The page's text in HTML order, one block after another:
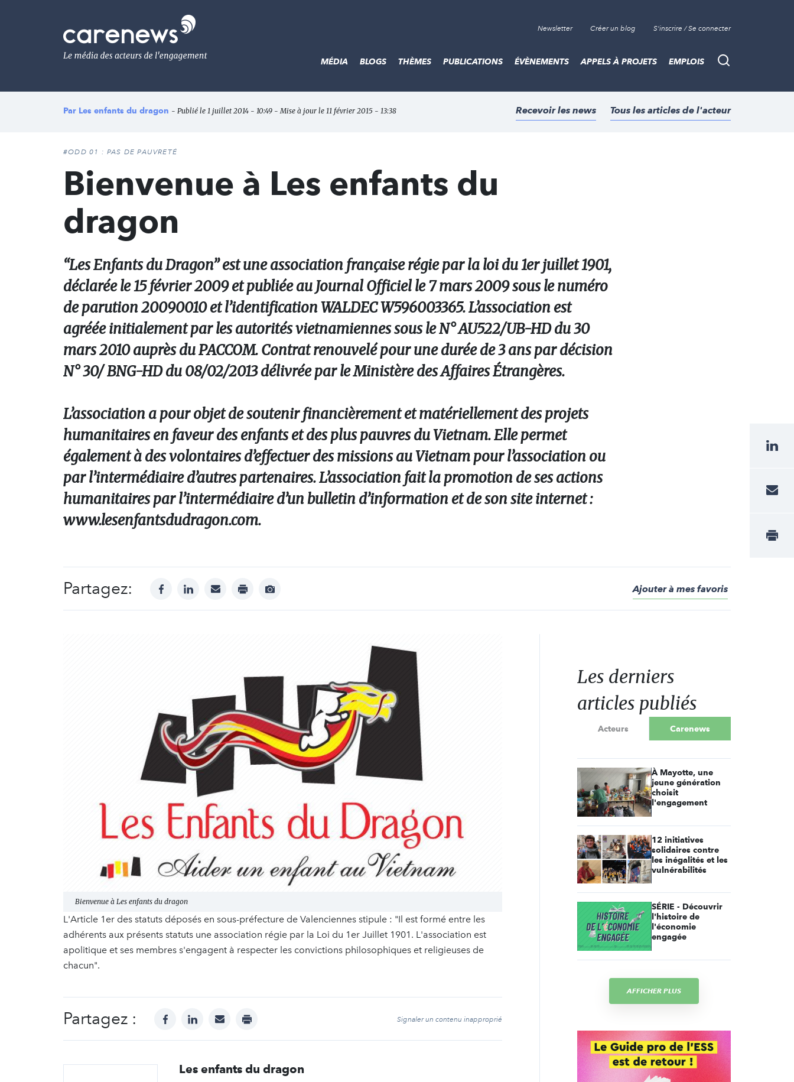
Le
média
de
l'engagement
Newsletter Créer un blog S'inscrire / Se connecter
Recherche
MÉDIA BLOGS THÈMES PUBLICATIONS ÉVÈNEMENTS APPELS À PROJETS EMPLOIS
Par Les enfants du dragon - Publié le 1 juillet 2014 - 10:49 - Mise à jour le 11 février 2015 - 13:38 Recevoir les news Tous les articles de l'acteur
#ODD 01 : PAS DE PAUVRETÉ
Bienvenue à Les enfants du
dragon
“Les Enfants du Dragon” est une association française régie par la loi du 1er juillet 1901,
déclarée le 15 février 2009 et publiée au Journal Officiel le 7 mars 2009 sous le numéro
de parution 20090010 et l’identification WALDEC W596003365. L’association est
agréée initialement par les autorités vietnamiennes sous le N° AU522/UB-HD du 30
mars 2010 auprès du PACCOM. Contrat renouvelé pour une durée de 3 ans par décision
N° 30/ BNG-HD du 08/02/2013 délivrée par le Ministère des Affaires Étrangères.
L’association a pour objet de soutenir financièrement et matériellement des projets
humanitaires en faveur des enfants et des plus pauvres du Vietnam. Elle permet
également à des volontaires d’effectuer des missions au Vietnam pour l’association ou
par l’intermédiaire d’autres partenaires. L’association fait la promotion de ses actions
humanitaires par l’intermédiaire d’un bulletin d’information et de son site internet :
www.lesenfantsdudragon.com.
Partagez: facebooklinkedinmail print
Afficher
Ajouter à mes favoris
Bienvenue à Les enfants du dragon
L'Article 1er des statuts déposés en sous-préfecture de Valenciennes stipule : "Il est formé entre les
adhérents aux présents statuts une association régie par la Loi du 1er Juillet 1901. L'association est
apolitique et ses membres s'engagent à respecter les convictions philosophiques et religieuses de
chacun".
Partagez : facebooklinkedinmail print Signaler un contenu inapproprié
Les enfants du dragon
Les derniers
articles publiés
Acteurs Carenews
À Mayotte, une
jeune génération
choisit
l'engagement
12 initiatives
solidaires contre
les inégalités et les
vulnérabilités
SÉRIE - Découvrir
l'histoire de
l'économie
engagée
AFFICHER PLUS